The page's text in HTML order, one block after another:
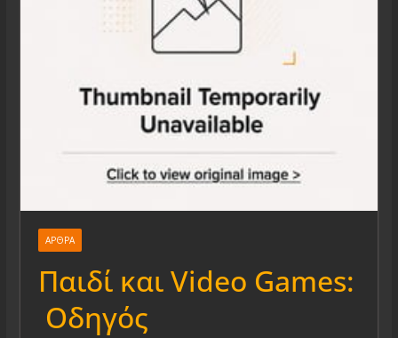
ΆΡΘΡΑ
Παιδί και Video Games:
Οδηγός